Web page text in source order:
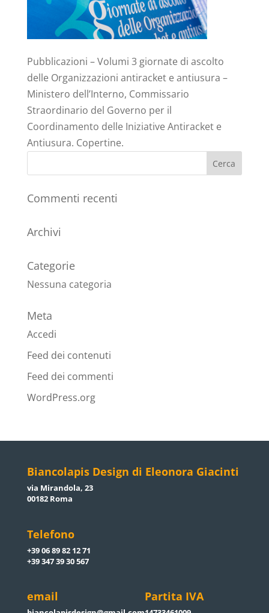
Pubblicazioni – Volumi 3 giornate di ascolto
delle Organizzazioni antiracket e antiusura –
Ministero dell’Interno, Commissario
Straordinario del Governo per il
Coordinamento delle Iniziative Antiracket e
Antiusura. Copertine.
Commenti recenti
Archivi
Categorie
Nessuna categoria
Meta
Accedi
Feed dei contenuti
Feed dei commenti
WordPress.org
Biancolapis Design di Eleonora Giacinti
via Mirandola, 23
00182 Roma
Telefono
+39 06 89 82 12 71
+39 347 39 30 567
email Partita IVA